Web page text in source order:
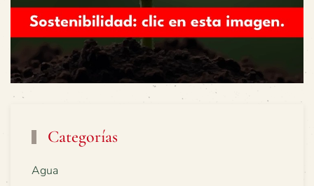
Categorías
Agua